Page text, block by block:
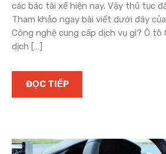
các bác tài xế hiện nay. Vậy thủ tục
Tham khảo ngay bài viết dưới đây
Công nghệ cung cấp dịch vụ gì? Ô tô
dịch […]
ĐỌC TIẾP